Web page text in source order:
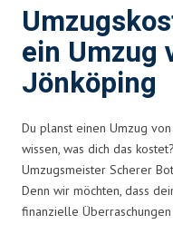
ein Umzug
Jönköping
Du planst einen Umzug
wissen, was dich das
Umzugsmeister Scherer
Denn wir möchten, dass
finanzielle